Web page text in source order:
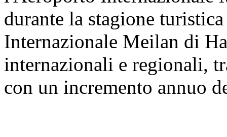
durante la stagione
Internazionale Meilan di
internazionali e regionali,
con un incremento annuo